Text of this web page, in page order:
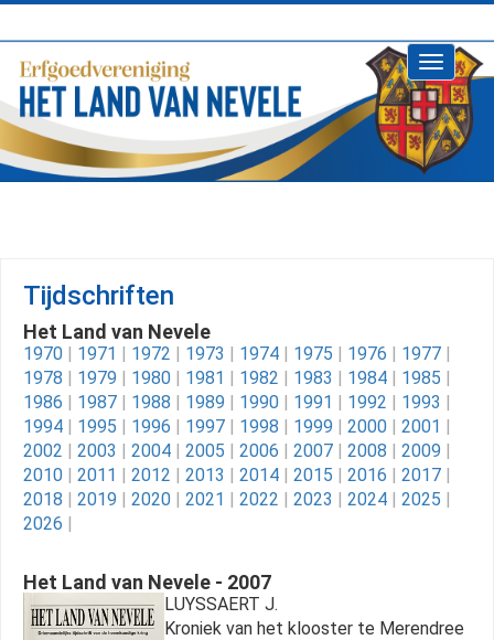
Toggle
Tijdschriften
Het Land van Nevele
1970 | 1971 | 1972 | 1973 | 1974 | 1975 | 1976 | 1977 |
1978 | 1979 | 1980 | 1981 | 1982 | 1983 | 1984 | 1985 |
1986 | 1987 | 1988 | 1989 | 1990 | 1991 | 1992 | 1993 |
1994 | 1995 | 1996 | 1997 | 1998 | 1999 | 2000 | 2001 |
2002 | 2003 | 2004 | 2005 | 2006 | 2007 | 2008 | 2009 |
2010 | 2011 | 2012 | 2013 | 2014 | 2015 | 2016 | 2017 |
2018 | 2019 | 2020 | 2021 | 2022 | 2023 | 2024 | 2025 |
2026 |
Het Land van Nevele - 2007
LUYSSAERT J.
Kroniek van het klooster te Merendree